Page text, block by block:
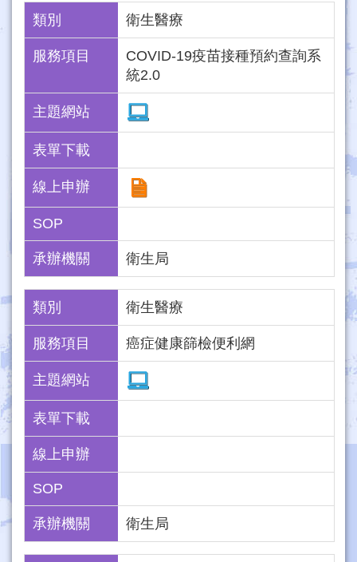
類別 衛生醫療
服務項目
COVID-19疫苗接種預約查詢系
統2.0
主題網站
表單下載
線上申辦
SOP
承辦機關 衛生局
類別 衛生醫療
服務項目 癌症健康篩檢便利網
主題網站
表單下載
線上申辦
SOP
承辦機關 衛生局